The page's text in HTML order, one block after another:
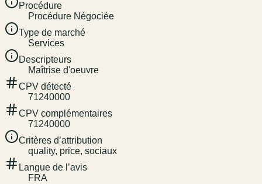
Procédure
Procédure Négociée
Type de marché
Services
Descripteurs
Maîtrise d'oeuvre
CPV détecté
71240000
CPV complémentaires
71240000
Critères d’attribution
quality, price, sociaux
Langue de l’avis
FRA